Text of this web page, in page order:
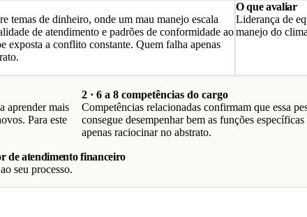
temas de dinheiro, onde um mau manejo escala
de atendimento e padrões de conformidade ao
exposta a conflito constante. Quem falha apenas
O que avaliar
Liderança de
manejo do
aprender mais
Para este
2 · 6 a 8 competências do cargo
Competências relacionadas confirmam que essa
consegue desempenhar bem as funções
apenas raciocinar no abstrato.
de atendimento financeiro
seu processo.